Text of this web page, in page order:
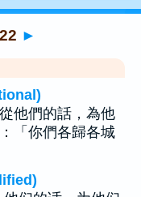
►
他們的話，為他
「你們各歸各城